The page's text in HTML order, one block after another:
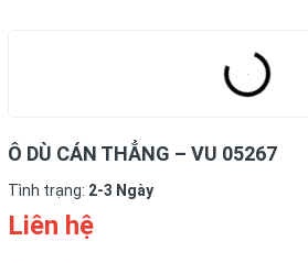
Ô DÙ CÁN THẲNG – VU 05267
Tình trạng: 2-3 Ngày
Liên hệ